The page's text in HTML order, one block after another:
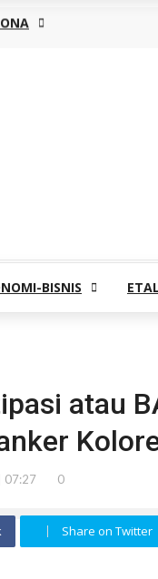
BISNIS
atau
07:27 0
Share on Twitter